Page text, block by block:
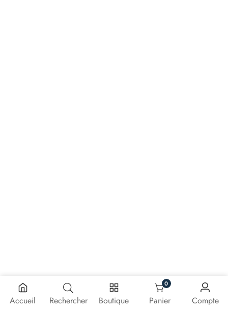
Accueil Rechercher Boutique Panier
00 article
Compte